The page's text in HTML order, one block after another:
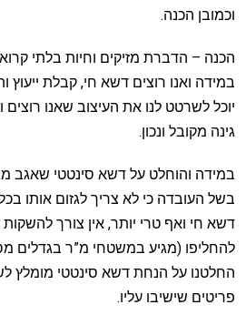
וכמובן הכנה.
הכנה – הדברת מזיקים וחיות בלתי
במידה ואנו רוצים דשא חי, קבלת ייעוץ
יוכל לשרטט לנו את העיצוב שאנו רוצים
גינה מקובל ונכון.
במידה והוחלט על דשא סינטטי שאגב
בשל העובדה כי לא צריך לגזום אותו
דשא חי ואף טרי יותר, אין צורך להשקות
להחליפו (מגיע במשטחי מ”ר בגדלים
החלטנו על הנחת דשא סינטטי מומלץ
פריטים שישיבו עליו.